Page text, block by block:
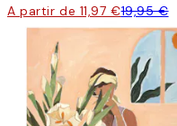
A partir de 11,97 €19,95 €